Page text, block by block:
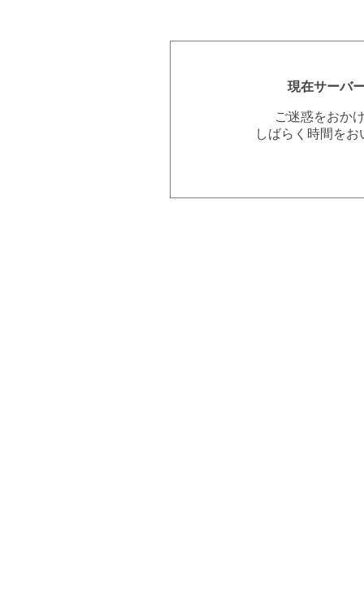
現在サーバ
ご迷惑をおか
しばらく時間を